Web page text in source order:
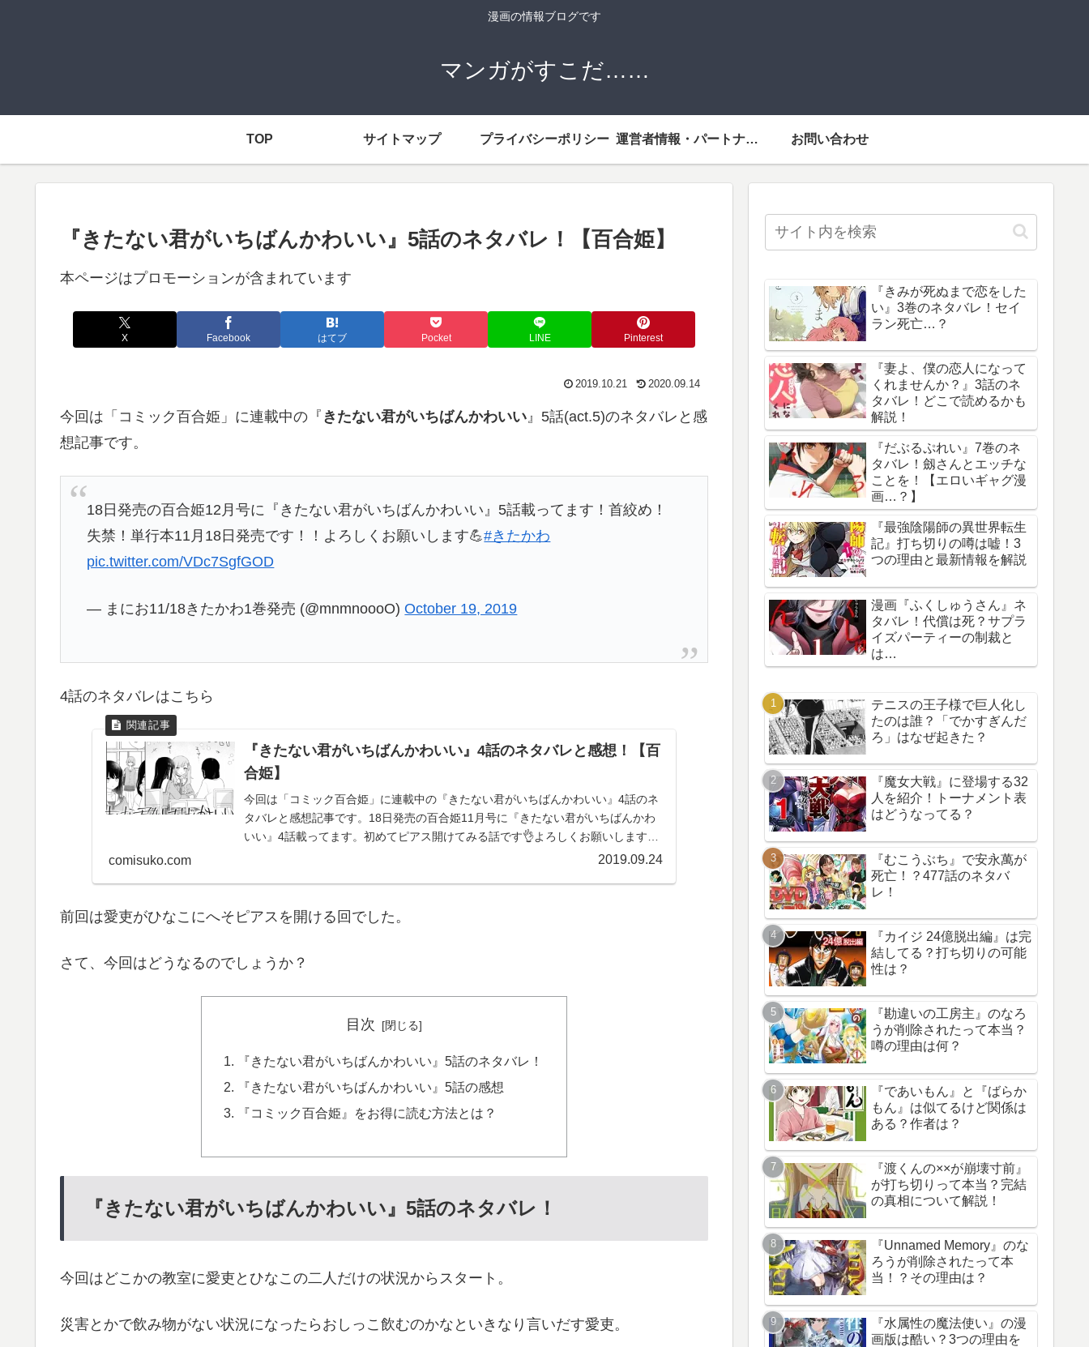
漫画の情報ブログです
マンガがすこだ……
TOP サイトマップ プライバシーポリシー 運営者情報・パートナーメディア お問い合わせ
『きたない君がいちばんかわいい』5話のネタバレ！【百合姫】
本ページはプロモーションが含まれています
X Facebook はてブ Pocket LINE Pinterest
2019.10.21 2020.09.14
今回は「コミック百合姫」に連載中の『 きたない君がいちばんかわいい 』5話(act.5)のネタバレと感
想記事です。
18日発売の百合姫12月号に『きたない君がいちばんかわいい』5話載ってます！首絞め！
失禁！単行本11月18日発売です！！よろしくお願いします💪#きたかわ
pic.twitter.com/VDc7SgfGOD
— まにお11/18きたかわ1巻発売 (@mnmnoooO)October 19, 2019
4話のネタバレはこちら
『きたない君がいちばんかわいい』4話のネタバレと感想！【百
合姫】
今回は「コミック百合姫」に連載中の『きたない君がいちばんかわいい』4話のネ
タバレと感想記事です。18日発売の百合姫11月号に『きたない君がいちばんかわ
いい』4話載ってます。初めてピアス開けてみる話です👌よろしくお願いします〜
comisuko.com 2019.09.24
前回は愛吏がひなこにへそピアスを開ける回でした。
さて、今回はどうなるのでしょうか？
目次
『きたない君がいちばんかわいい』5話のネタバレ！
『きたない君がいちばんかわいい』5話の感想
『コミック百合姫』をお得に読む方法とは？
『きたない君がいちばんかわいい』5話のネタバレ！
今回はどこかの教室に愛吏とひなこの二人だけの状況からスタート。
災害とかで飲み物がない状況になったらおしっこ飲むのかなといきなり言いだす愛吏。
『きみが死ぬまで恋をした
い』3巻のネタバレ！セイ
ラン死亡…？
『妻よ、僕の恋人になって
くれませんか？』3話のネ
タバレ！どこで読めるかも
解説！
『だぶるぷれい』7巻のネ
タバレ！劔さんとエッチな
ことを！【エロいギャグ漫
画…？】
『最強陰陽師の異世界転生
記』打ち切りの噂は嘘！3
つの理由と最新情報を解説
漫画『ふくしゅうさん』ネ
タバレ！代償は死？サプラ
イズパーティーの制裁と
は…
テニスの王子様で巨人化し
たのは誰？「でかすぎんだ
ろ」はなぜ起きた？
『魔女大戦』に登場する32
人を紹介！トーナメント表
はどうなってる？
『むこうぶち』で安永萬が
死亡！？477話のネタバ
レ！
『カイジ 24億脱出編』は完
結してる？打ち切りの可能
性は？
『勘違いの工房主』のなろ
うが削除されたって本当？
噂の理由は何？
『であいもん』と『ばらか
もん』は似てるけど関係は
ある？作者は？
『渡くんの××が崩壊寸前』
が打ち切りって本当？完結
の真相について解説！
『Unnamed Memory』のな
ろうが削除されたって本
当！？その理由は？
『水属性の魔法使い』の漫
画版は酷い？3つの理由を